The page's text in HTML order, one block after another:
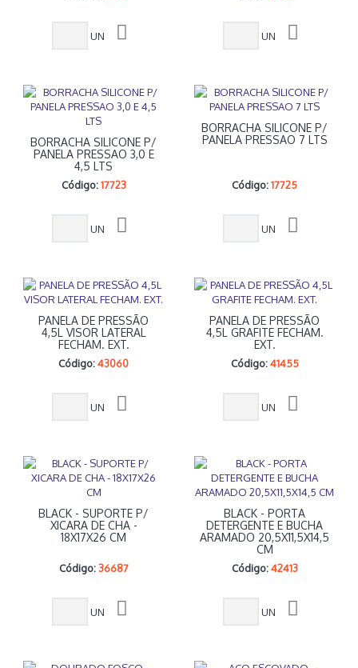
UN UN
BORRACHA SILICONE P/
PANELA PRESSAO 3,0 E
4,5 LTS
Código: 17723
UN
BORRACHA SILICONE P/
PANELA PRESSAO 7 LTS
Código:17725
UN
PANELA DE PRESSÃO
4,5L VISOR LATERAL
FECHAM. EXT.
Código:43060
UN
PANELA DE PRESSÃO
4,5L GRAFITE FECHAM.
EXT.
Código: 41455
UN
BLACK - SUPORTE P/
XICARA DE CHA -
18X17X26 CM
Código: 36687
UN
BLACK - PORTA
DETERGENTE E BUCHA
ARAMADO 20,5X11,5X14,5
CM
Código: 42413
UN